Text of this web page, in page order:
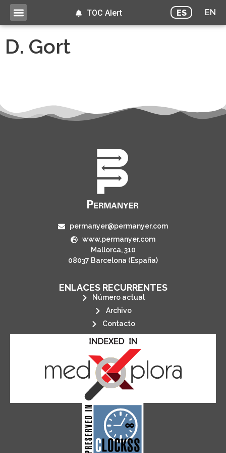
ES EN
TOC Alert
D. Gort
permanyer@permanyer.com
www.permanyer.com
Mallorca, 310
08037 Barcelona (España)
ENLACES RECURRENTES
Número actual
Archivo
Contacto
CLOCKSS is a dak archive that
ensures the long-term survival
of web-based scholary
publications, governed by and for
its stakeholders.